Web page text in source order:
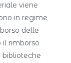
viene
in regime
delle
il rimborso
biblioteche